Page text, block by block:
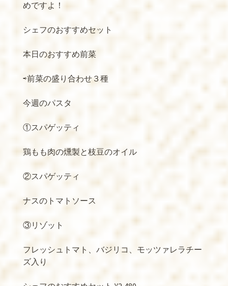
めですよ！
シェフのおすすめセット
本日のおすすめ前菜
⇨前菜の盛り合わせ３種
今週のパスタ
①スパゲッティ
鶏もも肉の燻製と枝豆のオイル
②スパゲッティ
ナスのトマトソース
③リゾット
フレッシュトマト、バジリコ、モッツァレラチー
ズ入り